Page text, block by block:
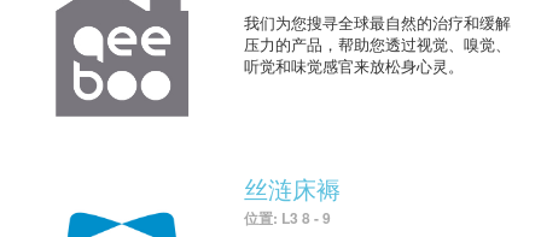
我们为您搜寻全球最自然的治疗和缓解
压力的产品，帮助您透过视觉、嗅觉、
听觉和味觉感官来放松身心灵。
丝涟床褥
位置: L3 8 - 9